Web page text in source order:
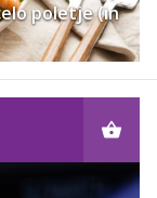
poletje (in